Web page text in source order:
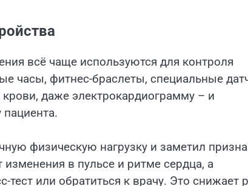
всё чаще используются для контроля
часы, фитнес-браслеты, специальные
даже электрокардиограмму – и
физическую нагрузку и заметил
в пульсе и ритме сердца, а
или обратиться к врачу. Это снижает